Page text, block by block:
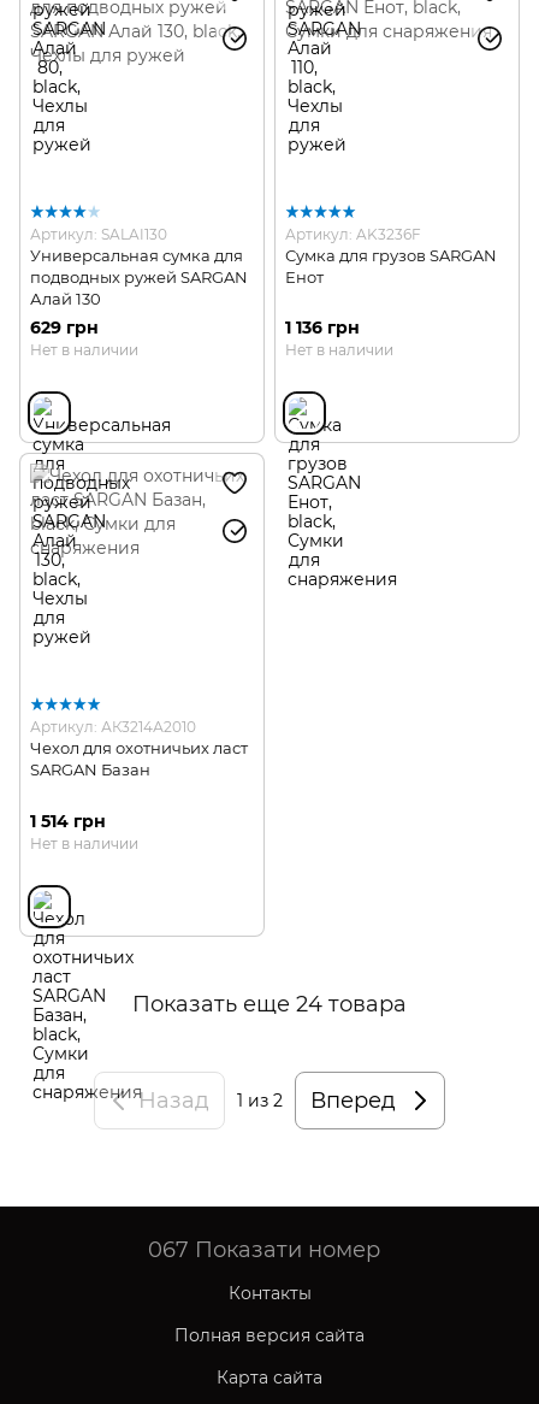
Артикул: SALAI130
Универсальная сумка для
подводных ружей SARGAN
Алай 130
629 грн
Нет в наличии
Артикул: AK3236F
Сумка для грузов SARGAN
Енот
1 136 грн
Нет в наличии
Артикул: АК3214А2010
Чехол для охотничьих ласт
SARGAN Базан
1 514 грн
Нет в наличии
Показать еще 24 товара
Назад 1 из 2 Вперед
067 Показати номер
Контакты
Полная версия сайта
Карта сайта